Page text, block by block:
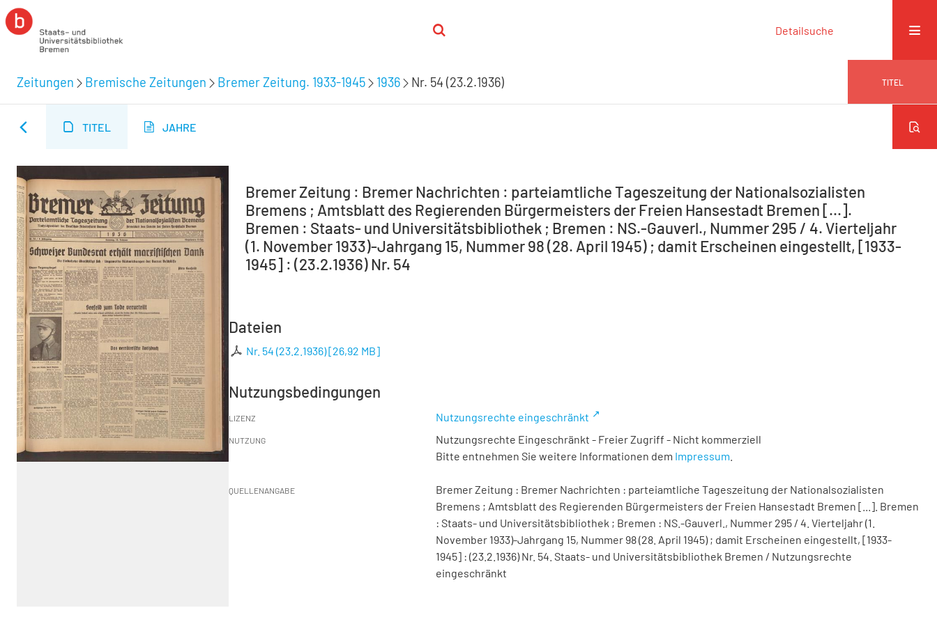
Detailsuche
Zeitungen Bremische Zeitungen Bremer Zeitung. 1933-1945 1936 Nr. 54 (23.2.1936) TITEL
TITEL JAHRE
Bremer Zeitung : Bremer Nachrichten : parteiamtliche Tageszeitung der Nationalsozialisten
Bremens ; Amtsblatt des Regierenden Bürgermeisters der Freien Hansestadt Bremen [...].
Bremen : Staats- und Universitätsbibliothek ; Bremen : NS.-Gauverl., Nummer 295 / 4. Vierteljahr
(1. November 1933)-Jahrgang 15, Nummer 98 (28. April 1945) ; damit Erscheinen eingestellt, [1933-
1945] : (23.2.1936) Nr. 54
Dateien
Nr. 54 (23.2.1936)[26,92 MB]
Nutzungsbedingungen
LIZENZ Nutzungsrechte eingeschränkt
NUTZUNG
Nutzungsrechte Eingeschränkt - Freier Zugriff - Nicht kommerziell
Bitte entnehmen Sie weitere Informationen dem Impressum
QUELLENANGABE
Bremer Zeitung : Bremer Nachrichten : parteiamtliche Tageszeitung der Nationalsozialisten
Bremens ; Amtsblatt des Regierenden Bürgermeisters der Freien Hansestadt Bremen [...]. Bremen
: Staats- und Universitätsbibliothek ; Bremen : NS.-Gauverl., Nummer 295 / 4. Vierteljahr (1.
November 1933)-Jahrgang 15, Nummer 98 (28. April 1945) ; damit Erscheinen eingestellt, [1933-
1945] : (23.2.1936) Nr. 54. Staats- und Universitätsbibliothek Bremen / Nutzungsrechte
eingeschränkt